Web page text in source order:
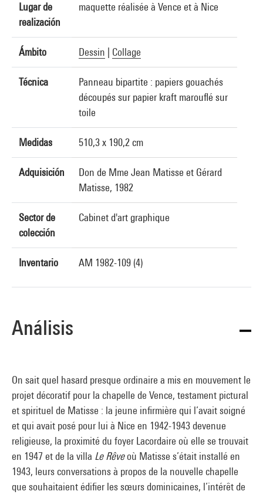
Lugar de
realización
maquette réalisée à Vence et à Nice
Ámbito Dessin Collage
Técnica
Panneau bipartite : papiers gouachés
découpés sur papier kraft marouflé sur
toile
Medidas 510,3 x 190,2 cm
Adquisición
Don de Mme Jean Matisse et Gérard
Matisse, 1982
Sector de
colección
Cabinet d'art graphique
Inventario AM 1982-109 (4)
Análisis
On sait quel hasard presque ordinaire a mis en mouvement le
projet décoratif pour la chapelle de Vence, testament pictural
et spirituel de Matisse : la jeune infirmière qui l’avait soigné
et qui avait posé pour lui à Nice en 1942-1943 devenue
religieuse, la proximité du foyer Lacordaire où elle se trouvait
en 1947 et de la villa Le Rêveoù Matisse s’était installé en
1943, leurs conversations à propos de la nouvelle chapelle
que souhaitaient édifier les sœurs dominicaines, l’intérêt de